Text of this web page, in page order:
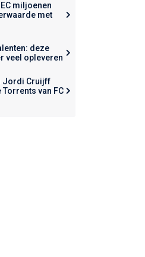
miljoenen
met
deze
veel opleveren
Jordi Cruijff
van FC